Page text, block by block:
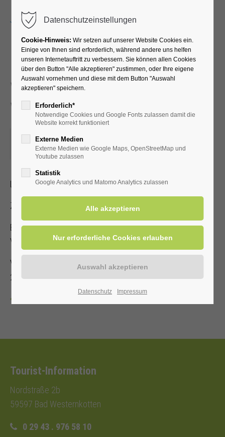
Neues und
Wissenswertes über Bad
Westernkotten
16.06.2025, 15:00
ORT: KURHALLE
Lichtbildervortrag zum Heilbad für Jedermann
Zutritt mit gültiger Kur- /Einwohnerkarte
Es steht nur eine begrenzte Anzahl an Sitzplätzen zur
Verfügung!
Veranstalter: Kurverwaltung Bad Westernkotten, Telefon: 0
29 43 . 976 58 10
Tourist-Information
Nordstraße 2b
59597 Bad Westernkotten
0 29 43 . 976 58 10
Datenschutzeinstellungen
Cookie-Hinweis: Wir setzen auf unserer Website Cookies ein.
Einige von Ihnen sind erforderlich, während andere uns helfen
unseren Internetauftritt zu verbessern. Sie können allen Cookies
über den Button "Alle akzeptieren" zustimmen, oder Ihre eigene
Auswahl vornehmen und diese mit dem Button "Auswahl
akzeptieren" speichern.
Erforderlich*
Notwendige Cookies und Google Fonts zulassen damit die
Website korrekt funktioniert
Externe Medien
Externe Medien wie Google Maps, OpenStreetMap und
Youtube zulassen
Statistik
Google Analytics und Matomo Analytics zulassen
Datenschutz Impressum